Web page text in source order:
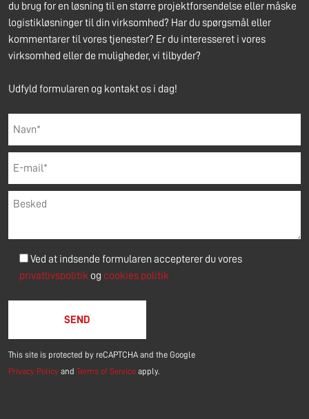
du brug for en løsning til en større projektforsendelse eller måske
logistikløsninger til din virksomhed? Har du spørgsmål eller
kommentarer til vores tjenester? Er du interesseret i vores
virksomhed eller de muligheder, vi tilbyder?
Udfyld formularen og kontakt os i dag!
Ved at indsende formularen accepterer du vores
privatlivspolitik og cookies politik
This site is protected by reCAPTCHA and the Google
Privacy Policy and Terms of Service apply.